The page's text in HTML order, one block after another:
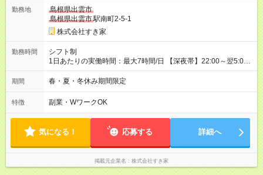
同時給）
勤務地
島根県出雲市
島根県出雲市駅南町2-5-1
株式会社すき家
勤務時間
シフト制
1日あたりの実働時間：最大7時間/日 【深夜帯】22:00～翌5:00
週2日～・1日2h～OK◎ ※22:00から翌5:00までは18歳以上の方
のみ勤務可能です（18歳未満の深夜業務禁止のため） ★深夜で
す。 必ず、2名以上での勤務を行いますので、安心して働けま
す。
期間 春・夏・冬休み期間限定
特徴 副業・WワークOK
気になる！ 応募する 詳細へ
掲載元企業名 株式会社すき家